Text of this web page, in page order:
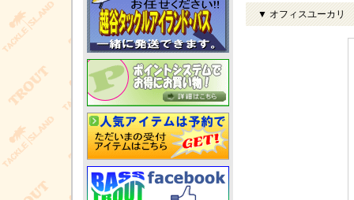
▼ オフィスユーカリ